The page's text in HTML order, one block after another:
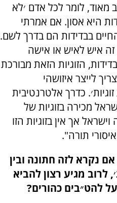
מאוד, לומר לכל אדם ׳לא
היא אסון. אם אמרתי
בבדידות הם בדרך לשם.
זה איש לאיש או אישה
הזוגיות הזאת מבורכת
לייצר איזושהי
כדרך אלטרנטיבית
מכירה בזוגיות של
אך אין בזוגיות הזו
תורה".
נקרא לזה חתונה ובין
לרוב מגיע רצון להביא
להט״בים כהורים?